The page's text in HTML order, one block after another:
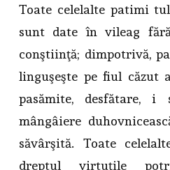
Toate celelalte patimi
sunt date în vileag
conştiinţă; dimpotrivă,
linguşeşte pe fiul căzut
pasămite, desfătare, i
mângâiere
săvârşită. Toate
dreptul virtuţile